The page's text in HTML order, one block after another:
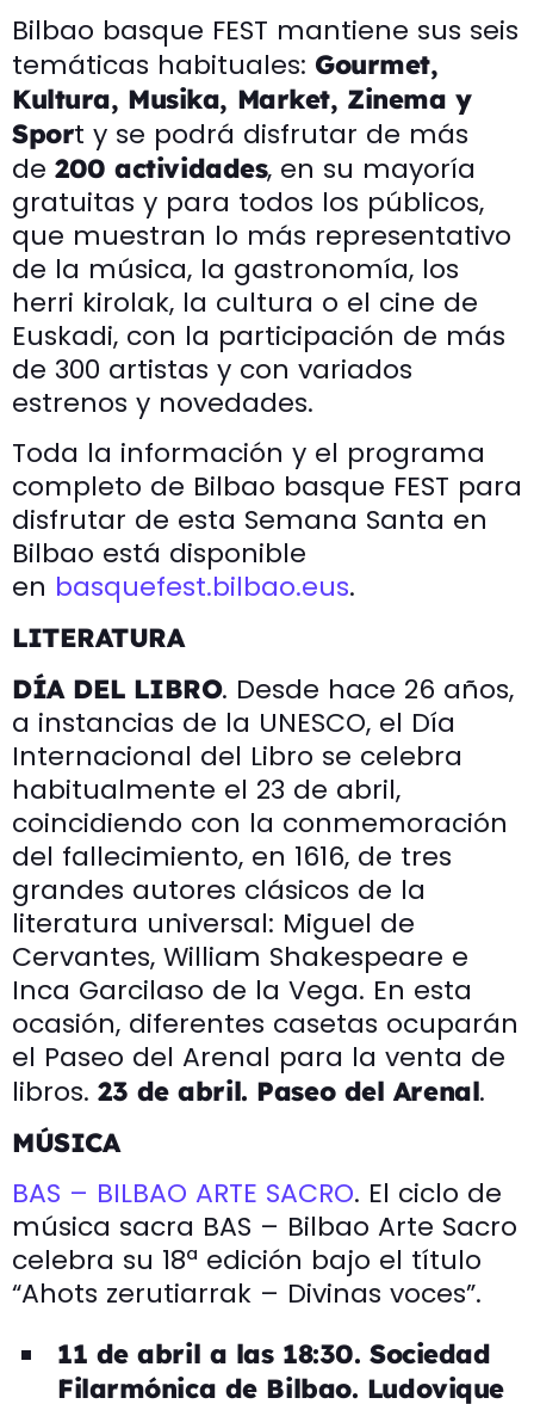
Bilbao basque FEST mantiene sus seis
temáticas habituales: Gourmet,
Kultura, Musika, Market, Zinema y
Sport y se podrá disfrutar de más
de 200 actividades, en su mayoría
gratuitas y para todos los públicos,
que muestran lo más representativo
de la música, la gastronomía, los
herri kirolak, la cultura o el cine de
Euskadi, con la participación de más
de 300 artistas y con variados
estrenos y novedades.
Toda la información y el programa
completo de Bilbao basque FEST para
disfrutar de esta Semana Santa en
Bilbao está disponible
en basquefest.bilbao.eus.
LITERATURA
DÍA DEL LIBRO. Desde hace 26 años,
a instancias de la UNESCO, el Día
Internacional del Libro se celebra
habitualmente el 23 de abril,
coincidiendo con la conmemoración
del fallecimiento, en 1616, de tres
grandes autores clásicos de la
literatura universal: Miguel de
Cervantes, William Shakespeare e
Inca Garcilaso de la Vega. En esta
ocasión, diferentes casetas ocuparán
el Paseo del Arenal para la venta de
libros. 23 de abril. Paseo del Arenal.
MÚSICA
BAS – BILBAO ARTE SACRO. El ciclo de
música sacra BAS – Bilbao Arte Sacro
celebra su 18ª edición bajo el título
“Ahots zerutiarrak – Divinas voces”.
11 de abril a las 18:30. Sociedad
Filarmónica de Bilbao. Ludovique